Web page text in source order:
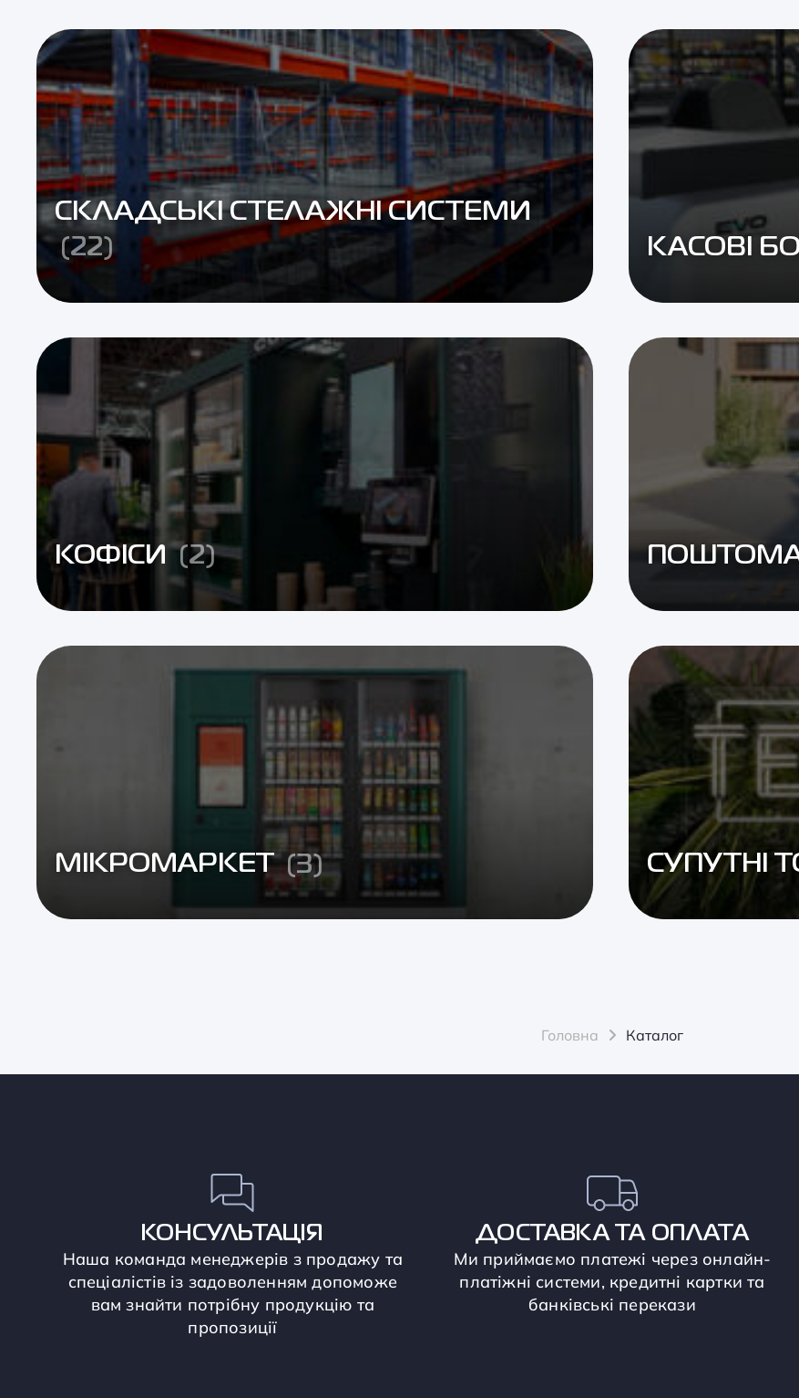
Головна Каталог
СКЛАДСЬКІ СТЕЛАЖНІ СИСТЕМИ
(22)
КАСОВІ
КОФІСИ (2)
МІКРОМАРКЕТ (3) СУПУТНІ
КОНСУЛЬТАЦІЯ
Наша команда менеджерів з продажу та
спеціалістів із задоволенням допоможе
вам знайти потрібну продукцію та
пропозиції
ДОСТАВКА ТА ОПЛАТА
Ми приймаємо платежі через онлайн-
платіжні системи, кредитні картки та
банківські перекази